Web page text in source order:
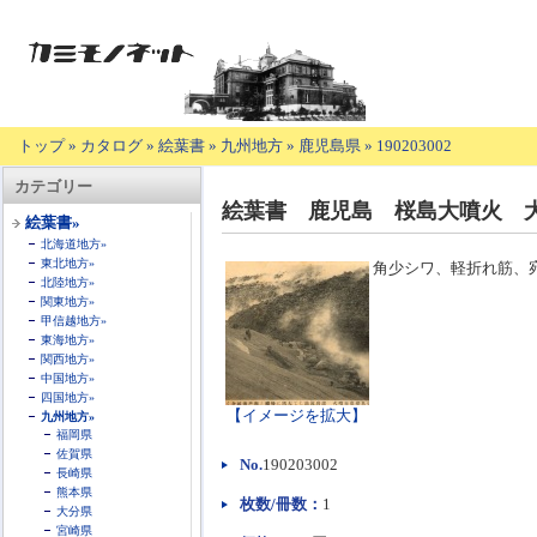
トップ» カタログ » 絵葉書 » 九州地方 » 鹿児島県 » 190203002
カテゴリー
絵葉書»
北海道地方»
東北地方»
北陸地方»
関東地方»
甲信越地方»
東海地方»
関西地方»
中国地方»
四国地方»
九州地方»
福岡県
佐賀県
長崎県
熊本県
大分県
宮崎県
品
の
明】
絵葉書 鹿児島 桜島大噴火 大
【イメージを拡大】
角少シワ、軽折れ筋、
No.190203002
枚数/冊数： 1